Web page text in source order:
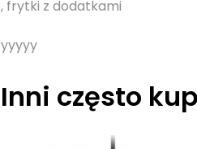
, frytki z dodatkami
yyyyy
Inni często